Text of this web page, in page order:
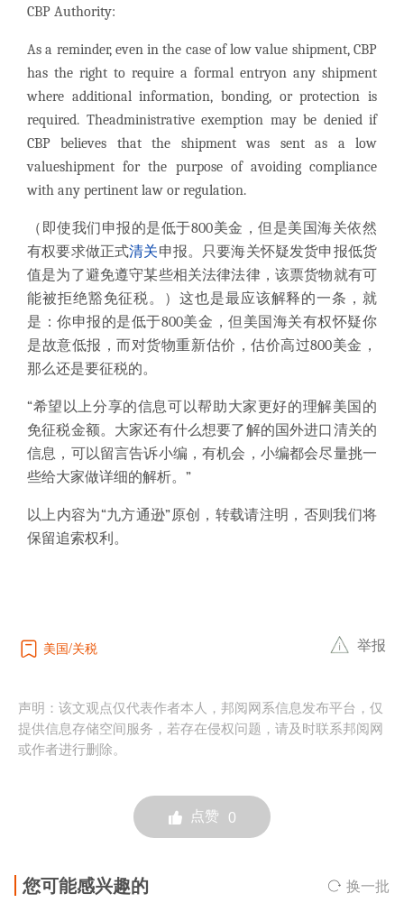
CBP Authority:
As a reminder, even in the case of low value shipment, CBP
has the right to require a formal entryon any shipment
where additional information, bonding, or protection is
required. Theadministrative exemption may be denied if
CBP believes that the shipment was sent as a low
valueshipment for the purpose of avoiding compliance
with any pertinent law or regulation.
（即使我们申报的是低于800美金，但是美国海关依然
有权要求做正式清关申报。只要海关怀疑发货申报低货
值是为了避免遵守某些相关法律法律，该票货物就有可
能被拒绝豁免征税。）这也是最应该解释的一条，就
是：你申报的是低于800美金，但美国海关有权怀疑你
是故意低报，而对货物重新估价，估价高过800美金，
那么还是要征税的。
“希望以上分享的信息可以帮助大家更好的理解美国的
免征税金额。大家还有什么想要了解的国外进口清关的
信息，可以留言告诉小编，有机会，小编都会尽量挑一
些给大家做详细的解析。”
以上内容为“九方通逊”原创，转载请注明，否则我们将
保留追索权利。
美国 关税 举报
声明：该文观点仅代表作者本人，邦阅网系信息发布平台，仅
提供信息存储空间服务，若存在侵权问题，请及时联系邦阅网
或作者进行删除。
点赞 0
您可能感兴趣的 换一批